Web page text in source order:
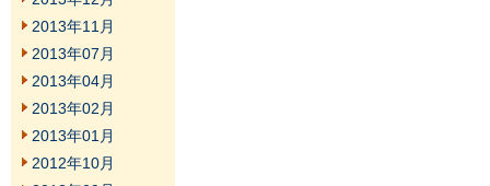
2013年11月
2013年07月
2013年04月
2013年02月
2013年01月
2012年10月